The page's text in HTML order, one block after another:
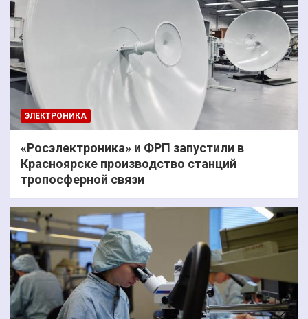
ЭЛЕКТРОНИКА
«Росэлектроника» и ФРП запустили в
Красноярске производство станций
тропосферной связи